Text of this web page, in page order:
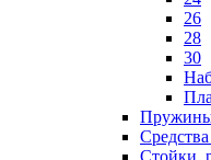
26
28
30
Пружины
Стойки,